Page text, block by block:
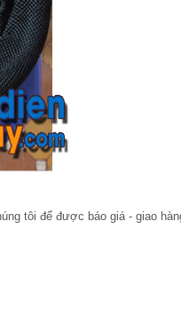
tôi để được báo giá - giao